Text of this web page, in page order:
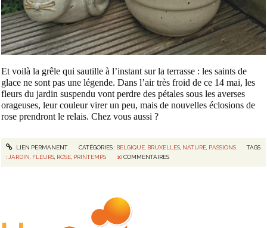
Et voilà la grêle qui sautille à l’instant sur la terrasse : les saints de
glace ne sont pas une légende. Dans l’air très froid de ce 14 mai, les
fleurs du jardin suspendu vont perdre des pétales sous les averses
orageuses, leur couleur virer un peu, mais de nouvelles éclosions de
rose prendront le relais. Chez vous aussi ?
LIEN PERMANENT CATÉGORIES : BELGIQUE, BRUXELLES, NATURE, PASSIONS
TAGS
: JARDIN FLEURS ROSE PRINTEMPS 10 COMMENTAIRES